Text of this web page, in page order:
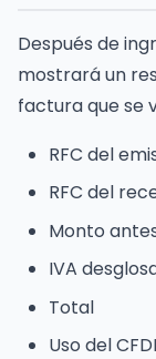
Después de
mostrará un
factura que se
RFC del
RFC del
Monto
IVA
Total
Uso del